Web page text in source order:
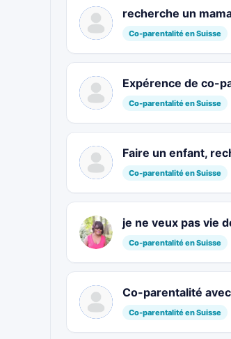
recherche un
Co-parentalité en Suisse
Expérence de co-
Co-parentalité en Suisse
Faire un enfant,
Co-parentalité en Suisse
je ne veux pas vie
Co-parentalité en Suisse
Co-parentalité
Co-parentalité en Suisse